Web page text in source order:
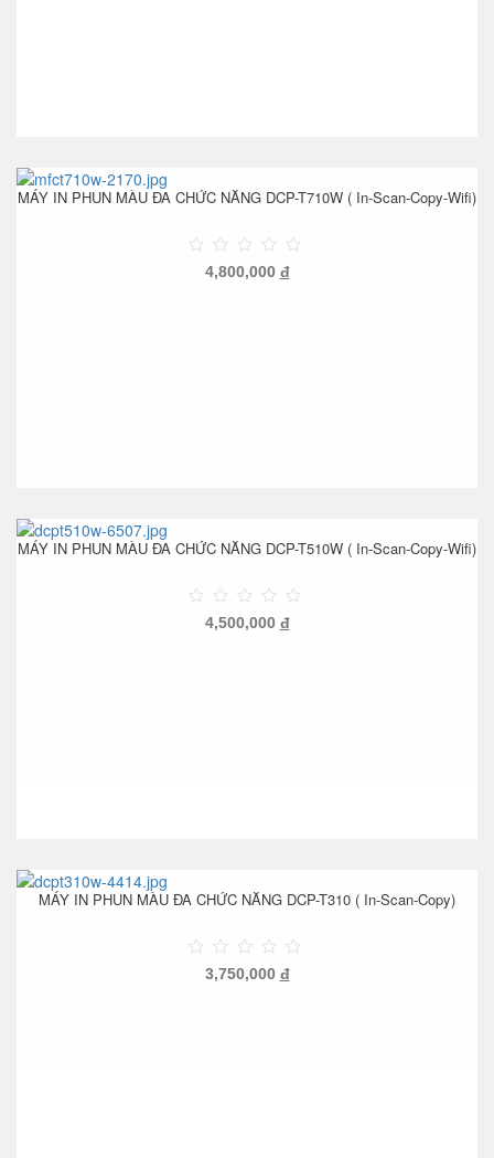
MÁY IN PHUN MÀU ĐA CHỨC NĂNG DCP-T710W ( In-Scan-Copy-Wifi)
4,800,000 đ
MÁY IN PHUN MÀU ĐA CHỨC NĂNG DCP-T510W ( In-Scan-Copy-Wifi)
4,500,000 đ
MÁY IN PHUN MÀU ĐA CHỨC NĂNG DCP-T310 ( In-Scan-Copy)
3,750,000 đ